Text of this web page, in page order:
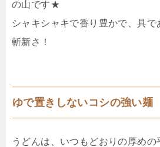
の山です★
シャキシャキで香り豊かで、具で
斬新さ！
ゆで置きしないコシの強い麺
うどんは、いつもどおりの厚めの